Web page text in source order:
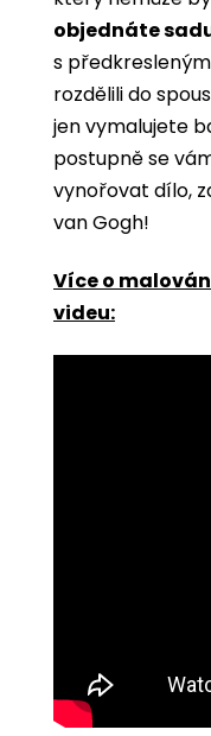
objednáte
s
rozdělili do
jen vymalujete
postupně se
vynořovat dílo,
van Gogh!
Více o
videu: